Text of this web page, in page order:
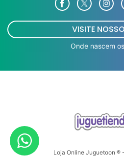
VISITE
Onde nascem
Loja Online Juguetoon